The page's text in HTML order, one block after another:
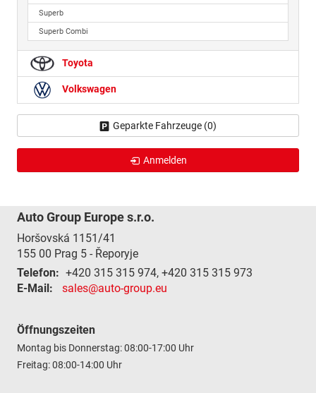
Superb
Superb Combi
Toyota
Volkswagen
Geparkte Fahrzeuge (0)
Anmelden
Auto Group Europe s.r.o.
Horšovská 1151/41
155 00 Prag 5 - Řeporyje
Telefon: +420 315 315 974, +420 315 315 973
E-Mail:
sales@auto-group.eu
Öffnungszeiten
Montag bis Donnerstag: 08:00-17:00 Uhr
Freitag: 08:00-14:00 Uhr